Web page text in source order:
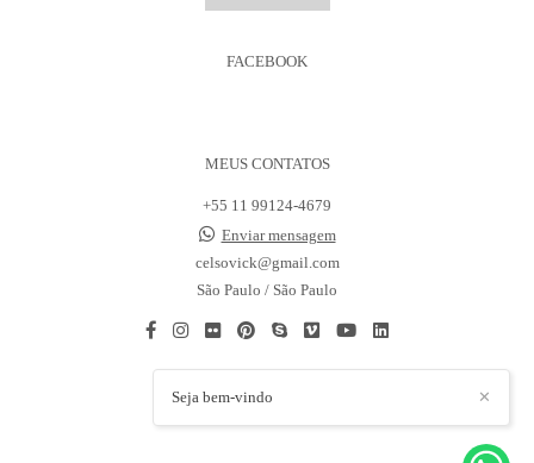
FACEBOOK
MEUS CONTATOS
+55 11 99124-4679
Enviar mensagem
celsovick@gmail.com
São Paulo / São Paulo
CONTATO ✕
Seja bem-vindo